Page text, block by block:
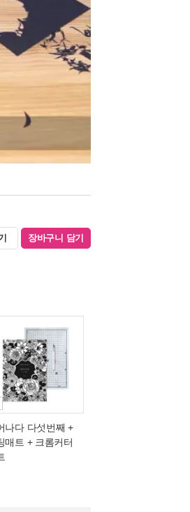
장바구니 담기
나다 다섯번째 +
매트 + 크롬커터